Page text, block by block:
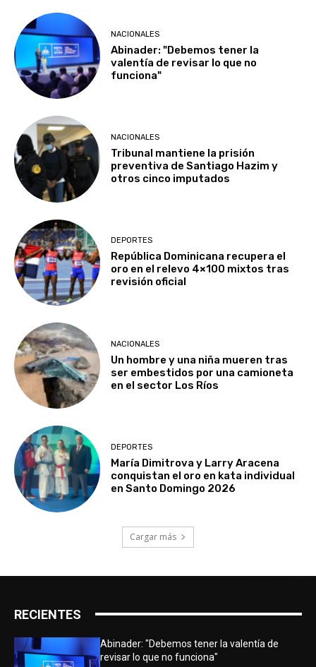
NACIONALES
Abinader: "Debemos tener la
valentía de revisar lo que no
funciona"
NACIONALES
Tribunal mantiene la prisión
preventiva de Santiago Hazim y
otros cinco imputados
DEPORTES
República Dominicana recupera el
oro en el relevo 4×100 mixtos tras
revisión oficial
NACIONALES
Un hombre y una niña mueren tras
ser embestidos por una camioneta
en el sector Los Ríos
DEPORTES
María Dimitrova y Larry Aracena
conquistan el oro en kata individual
en Santo Domingo 2026
Cargar más
RECIENTES
Abinader: "Debemos tener la valentía de
revisar lo que no funciona"